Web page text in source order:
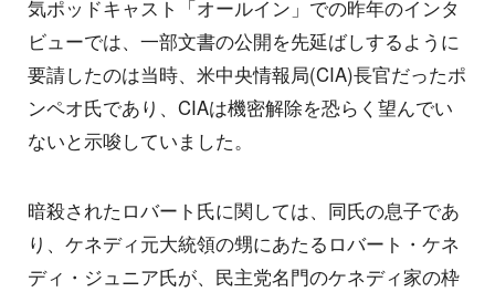
気ポッドキャスト「オールイン」での昨年のインタ
ビューでは、一部文書の公開を先延ばしするように
要請したのは当時、米中央情報局(CIA)長官だったポ
ンペオ氏であり、CIAは機密解除を恐らく望んでい
ないと示唆していました。
暗殺されたロバート氏に関しては、同氏の息子であ
り、ケネディ元大統領の甥にあたるロバート・ケネ
ディ・ジュニア氏が、民主党名門のケネディ家の枠